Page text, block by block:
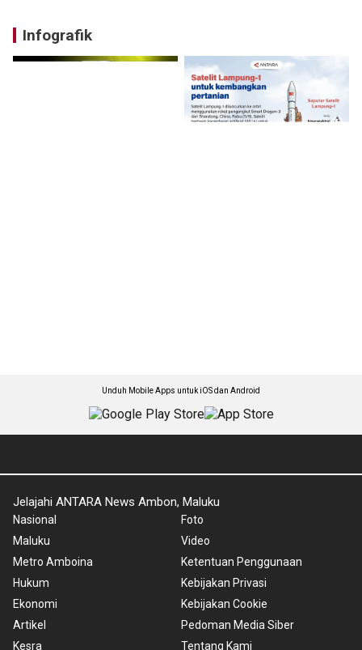
Infografik
Unduh Mobile Apps untuk iOS dan Android
Jelajahi ANTARA News Ambon, Maluku
Nasional
Maluku
Metro Amboina
Hukum
Ekonomi
Artikel
Kesra
Foto
Video
Ketentuan Penggunaan
Kebijakan Privasi
Kebijakan Cookie
Pedoman Media Siber
Tentang Kami